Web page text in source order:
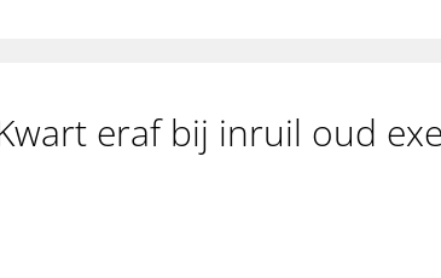
eraf bij inruil oud